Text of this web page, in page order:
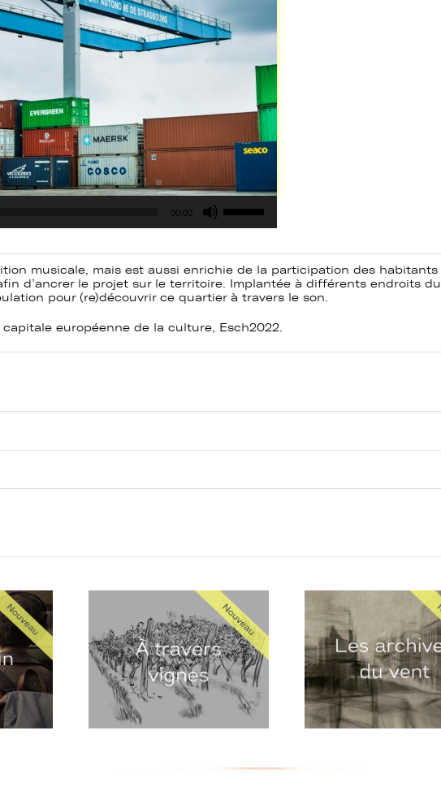
00:00
les
flèches
pour
augmenter
ou
diminuer
le
musicale, mais est aussi enrichie de la participation des habitants
d’ancrer le projet sur le territoire. Implantée à différents endroits du
pour (re)découvrir ce quartier à travers le son.
européenne de la culture, Esch2022.